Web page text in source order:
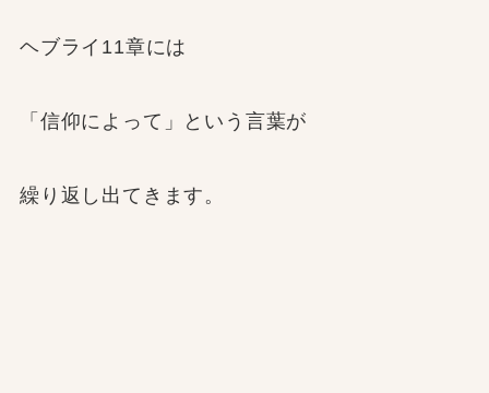
ヘブライ11章には
「信仰によって」という言葉が
繰り返し出てきます。